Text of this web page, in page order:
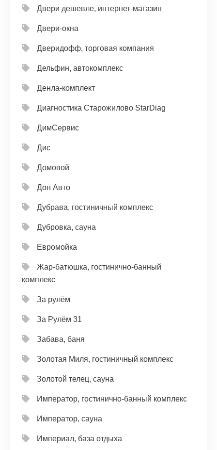
Двери дешевле, интернет-магазин
Двери-окна
Дверидофф, торговая компания
Дельфин, автокомплекс
Денла-комплект
Диагностика Старожилово StarDiag
ДимСервис
Дис
Домовой
Дон Авто
Дубрава, гостиничный комплекс
Дубровка, сауна
Евромойка
Жар-батюшка, гостинично-банный
комплекс
За рулём
За Рулём 31
Забава, баня
Золотая Миля, гостиничный комплекс
Золотой телец, сауна
Император, гостинично-банный комплекс
Император, сауна
Империал, база отдыха